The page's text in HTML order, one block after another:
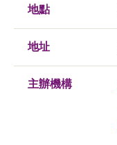
地點
地址
主辦機構